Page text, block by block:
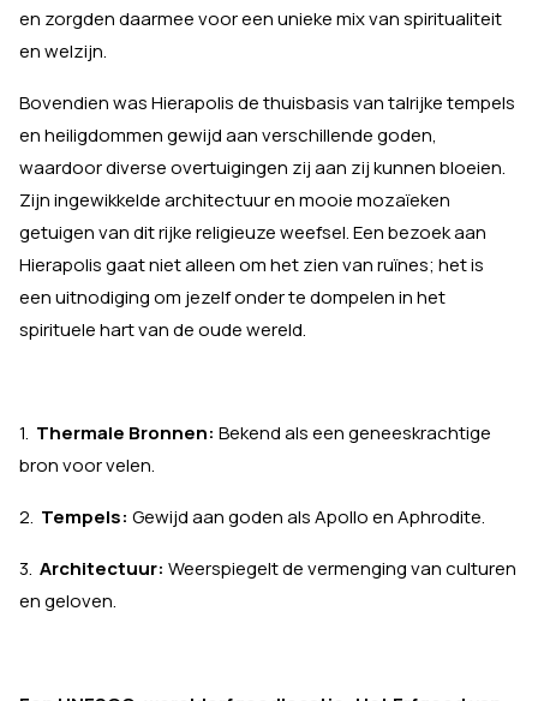
en zorgden daarmee voor een unieke mix van spiritualiteit
en welzijn.
Bovendien was Hierapolis de thuisbasis van talrijke tempels
en heiligdommen gewijd aan verschillende goden,
waardoor diverse overtuigingen zij aan zij kunnen bloeien.
Zijn ingewikkelde architectuur en mooie mozaïeken
getuigen van dit rijke religieuze weefsel. Een bezoek aan
Hierapolis gaat niet alleen om het zien van ruïnes; het is
een uitnodiging om jezelf onder te dompelen in het
spirituele hart van de oude wereld.
1. Thermale Bronnen: Bekend als een geneeskrachtige
bron voor velen.
2. Tempels: Gewijd aan goden als Apollo en Aphrodite.
3. Architectuur: Weerspiegelt de vermenging van culturen
en geloven.